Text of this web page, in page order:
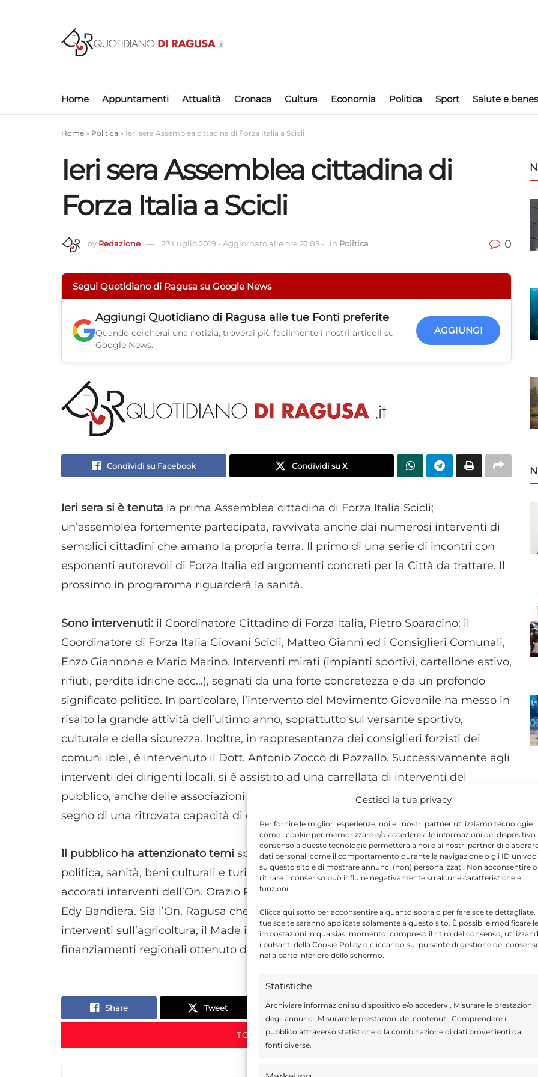
Gestisci la tua privacy
Per fornire le migliori esperienze, noi e i nostri partner utilizziamo tecnologie
come i cookie per memorizzare e/o accedere alle informazioni del
consenso a queste tecnologie permetterà a noi e ai nostri partner di
dati personali come il comportamento durante la navigazione o gli ID univoci
su questo sito e di mostrare annunci (non) personalizzati. Non acconsentire o
ritirare il consenso può influire negativamente su alcune caratteristiche e
funzioni.
Clicca qui sotto per acconsentire a quanto sopra o per fare scelte dettagliate.
tue scelte saranno applicate solamente a questo sito. È possibile modificare le
impostazioni in qualsiasi momento, compreso il ritiro del consenso,
i pulsanti della Cookie Policy o cliccando sul pulsante di gestione del
nella parte inferiore dello schermo.
Statistiche
Archiviare informazioni su dispositivo e/o accedervi, Misurare le prestazioni
degli annunci, Misurare le prestazioni dei contenuti, Comprendere il
pubblico attraverso statistiche o la combinazione di dati provenienti da
fonti diverse.
Home Appuntamenti Attualità Cronaca Cultura Economia Politica Sport Salute e
Home » Politica » Ieri sera Assemblea cittadina di Forza Italia a Scicli
Ieri sera Assemblea cittadina di
Forza Italia a Scicli
by Redazione 23 Luglio 2019 - Aggiornato alle ore 22:05 - in Politica 0
Segui Quotidiano di Ragusa su Google News
Aggiungi Quotidiano di Ragusa alle tue Fonti preferite
Quando cercherai una notizia, troverai più facilmente i nostri articoli su
Google News.
AGGIUNGI
Condividi su Facebook Condividi su X
Ieri sera si è tenuta la prima Assemblea cittadina di Forza Italia Scicli;
un’assemblea fortemente partecipata, ravvivata anche dai numerosi interventi di
semplici cittadini che amano la propria terra. Il primo di una serie di incontri con
esponenti autorevoli di Forza Italia ed argomenti concreti per la Città da trattare. Il
prossimo in programma riguarderà la sanità.
Sono intervenuti: il Coordinatore Cittadino di Forza Italia, Pietro Sparacino; il
Coordinatore di Forza Italia Giovani Scicli, Matteo Giannì ed i Consiglieri Comunali,
Enzo Giannone e Mario Marino. Interventi mirati (impianti sportivi, cartellone estivo,
rifiuti, perdite idriche ecc…), segnati da una forte concretezza e da un profondo
significato politico. In particolare, l’intervento del Movimento Giovanile ha messo in
risalto la grande attività dell’ultimo anno, soprattutto sul versante sportivo,
culturale e della sicurezza. Inoltre, in rappresentanza dei consiglieri forzisti dei
comuni iblei, è intervenuto il Dott. Antonio Zocco di Pozzallo. Successivamente agli
interventi dei dirigenti locali, si è assistito ad una carrellata di interventi del
pubblico, anche delle associazioni di categoria e dei tanti imprenditori presenti,
segno di una ritrovata capacità di coinvolgimento del nostro partito a Scicli.
Il pubblico ha attenzionato temi specifici: agricoltura, sport, impegno dei giovani in
politica, sanità, beni culturali e turismo. A conclusione dell’evento, si sono tenuti gli
accorati interventi dell’On. Orazio Ragusa e dell’Assessore Regionale all’Agricoltura,
Edy Bandiera. Sia l’On. Ragusa che l’Assessore Bandiera hanno incentrato i propri
interventi sull’agricoltura, il Made in Sicily, la riforma dei Consorzi di Bonifica ed i
finanziamenti regionali ottenuto da Forza Italia per il nostro territorio.
Share Tweet Send Share
TORNA IN POLITICA